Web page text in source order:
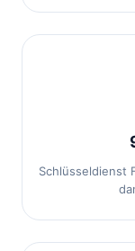
Schlüsseldienst